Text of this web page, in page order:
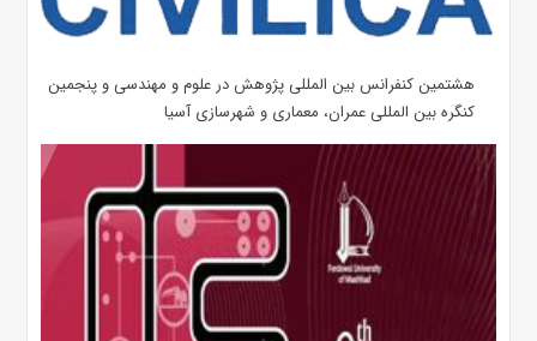
هشتمین کنفرانس بین المللی پژوهش در علوم و مهندسی و پنجمین
کنگره بین المللی عمران، معماری و شهرسازی آسیا